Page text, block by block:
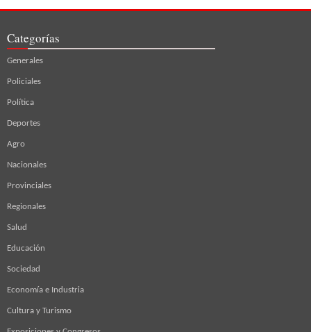
Categorías
Generales
Policiales
Política
Deportes
Agro
Nacionales
Provinciales
Regionales
Salud
Educación
Sociedad
Economía e Industria
Cultura y Turismo